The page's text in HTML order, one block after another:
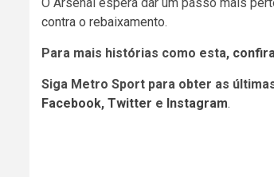
contra o rebaixamento.
Para mais histórias como esta,
Siga Metro Sport para obter as
Facebook, Twitter e Instagram.